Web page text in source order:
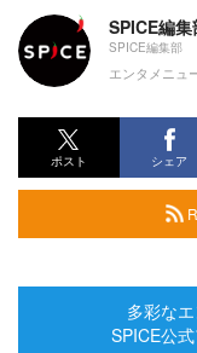
SPICE編集
SPICE編集部
エンタメニュ
ポスト シェア
多彩な
SPICE公